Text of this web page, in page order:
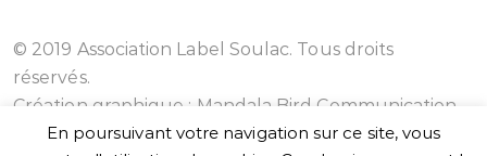
© 2019 Association Label Soulac. Tous droits
réservés.
Création graphique : Mandala Bird Communication
En poursuivant votre navigation sur ce site, vous